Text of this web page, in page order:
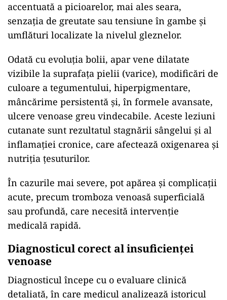
accentuată a picioarelor, mai ales seara,
senzația de greutate sau tensiune în gambe și
umflături localizate la nivelul gleznelor.
Odată cu evoluția bolii, apar vene dilatate
vizibile la suprafața pielii (varice), modificări de
culoare a tegumentului, hiperpigmentare,
mâncărime persistentă și, în formele avansate,
ulcere venoase greu vindecabile. Aceste leziuni
cutanate sunt rezultatul stagnării sângelui și al
inflamației cronice, care afectează oxigenarea și
nutriția țesuturilor.
În cazurile mai severe, pot apărea și complicații
acute, precum tromboza venoasă superficială
sau profundă, care necesită intervenție
medicală rapidă.
Diagnosticul corect al insuficienței
venoase
Diagnosticul începe cu o evaluare clinică
detaliată, în care medicul analizează istoricul